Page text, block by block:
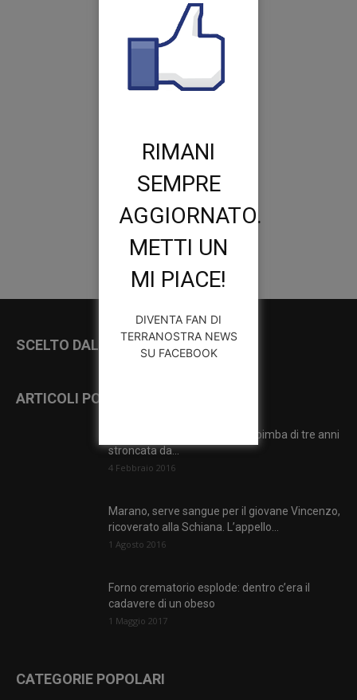
SCELTO DALLA REDAZIONE
ARTICOLI POPOLARI
L’addio alla piccola Angela, la bimba di tre anni
stroncata da...
4 Febbraio 2016
Marano, serve sangue per il giovane Vincenzo,
ricoverato alla Schiana. L’appello...
1 Agosto 2016
Forno crematorio esplode: dentro c’era il
cadavere di un obeso
1 Maggio 2017
CATEGORIE POPOLARI
RIMANI
SEMPRE
AGGIORNATO.
METTI UN
MI PIACE!
DIVENTA FAN DI
TERRANOSTRA NEWS
SU FACEBOOK